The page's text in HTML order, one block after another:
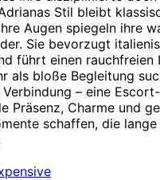
Stil bleibt
Augen spiegeln ihre
Sie bevorzugt
führt einen rauchfreien
als bloße Begleitung
– eine
Präsenz, Charme und
schaffen, die lange